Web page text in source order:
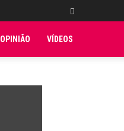
OPINIÃO VÍDEOS